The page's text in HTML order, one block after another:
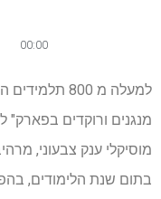
00:00
למעלה מ 800
מנגנים ורוקדים בפארק"
מוסיקלי ענק צבעוני,
בתום שנת הלימודים,